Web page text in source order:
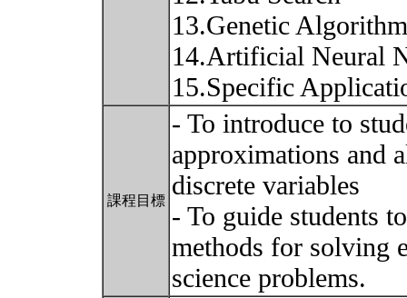
13.Genetic
14.Artificial Neural
15.Specific
課程目標
- To introduce to
approximations and
discrete variables
- To guide students
methods for solving
science problems.